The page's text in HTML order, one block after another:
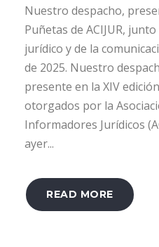
Nuestro despacho,
Puñetas de ACIJUR,
jurídico y de la
de 2025. Nuestro
presente en la XIV
otorgados por la
Informadores Jurídicos
ayer...
READ MORE